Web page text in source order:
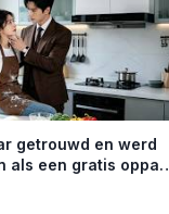
getrouwd en werd
als een gratis oppas
haar zoon noemde